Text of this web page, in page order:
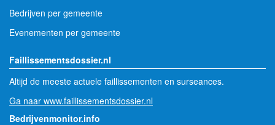
Bedrijven per gemeente
Evenementen per gemeente
Faillissementsdossier.nl
Altijd de meeste actuele faillissementen en surseances.
Ga naar www.faillissementsdossier.nl
Bedrijvenmonitor.info